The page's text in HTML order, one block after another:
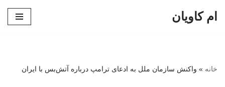
ام کاویان
خانه » واکنش سازمان ملل به ادعای ترامپ درباره آتش‌بس با ایران